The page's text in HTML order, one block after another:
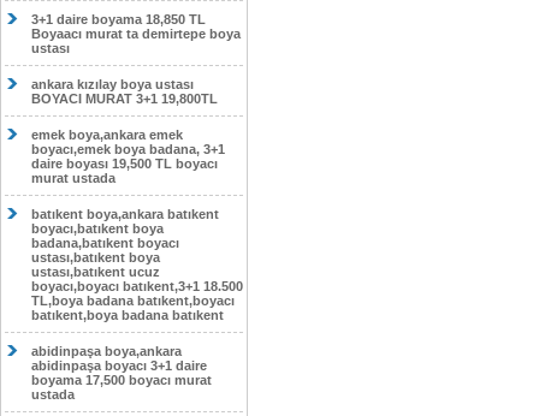
3+1 daire boyama 18,850 TL
Boyaacı murat ta demirtepe boya
ustası
ankara kızılay boya ustası
BOYACI MURAT 3+1 19,800TL
emek boya,ankara emek
boyacı,emek boya badana, 3+1
daire boyası 19,500 TL boyacı
murat ustada
batıkent boya,ankara batıkent
boyacı,batıkent boya
badana,batıkent boyacı
ustası,batıkent boya
ustası,batıkent ucuz
boyacı,boyacı batıkent,3+1 18.500
TL,boya badana batıkent,boyacı
batıkent,boya badana batıkent
abidinpaşa boya,ankara
abidinpaşa boyacı 3+1 daire
boyama 17,500 boyacı murat
ustada